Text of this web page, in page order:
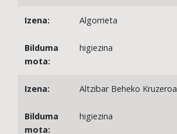
Algorrieta
higiezina
Altzibar Beheko Kruzeroa
higiezina